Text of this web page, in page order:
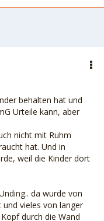
behalten hat und
Urteile kann, aber
nicht mit Ruhm
hat. Und in
weil die Kinder dort
da wurde von
vieles von langer
durch die Wand